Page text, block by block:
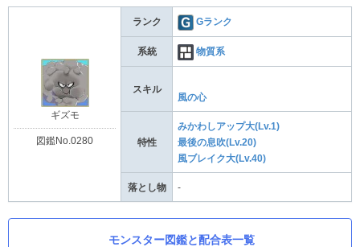
ギズモ
図鑑No.0280
ランク Gランク
系統 物質系
スキル
風の心
特性
みかわしアップ大(Lv.1)
最後の息吹(Lv.20)
風ブレイク大(Lv.40)
落とし物 -
モンスター図鑑と配合表一覧